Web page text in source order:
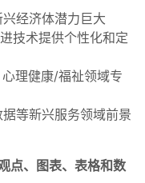
经济体潜力巨大
技术提供个性化和定
理健康/福祉领域专
等新兴服务领域前景
点、图表、表格和数